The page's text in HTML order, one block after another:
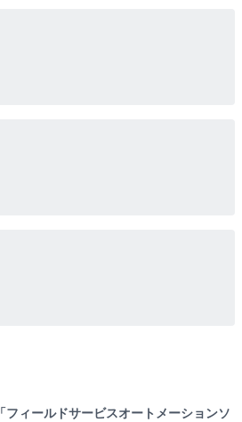
「フィールドサービスオートメーションソ